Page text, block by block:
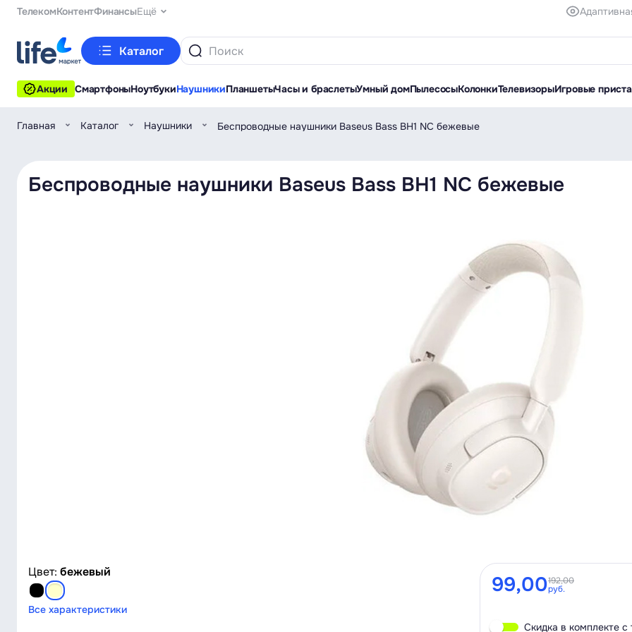
ТелекомКонтентФинансыЕщё
Каталог
Акции СмартфоныНоутбукиНаушникиПланшетыЧасы и браслетыУмный домПылесосыКолонкиТелевизорыИгровые
Главная Каталог Наушники Беспроводные наушники Baseus Bass BH1 NC бежевые
Беспроводные наушники Baseus Bass BH1 NC бежевые
Цвет: бежевый
Все характеристики
99,00192,00
руб.
Скидка в комплекте с